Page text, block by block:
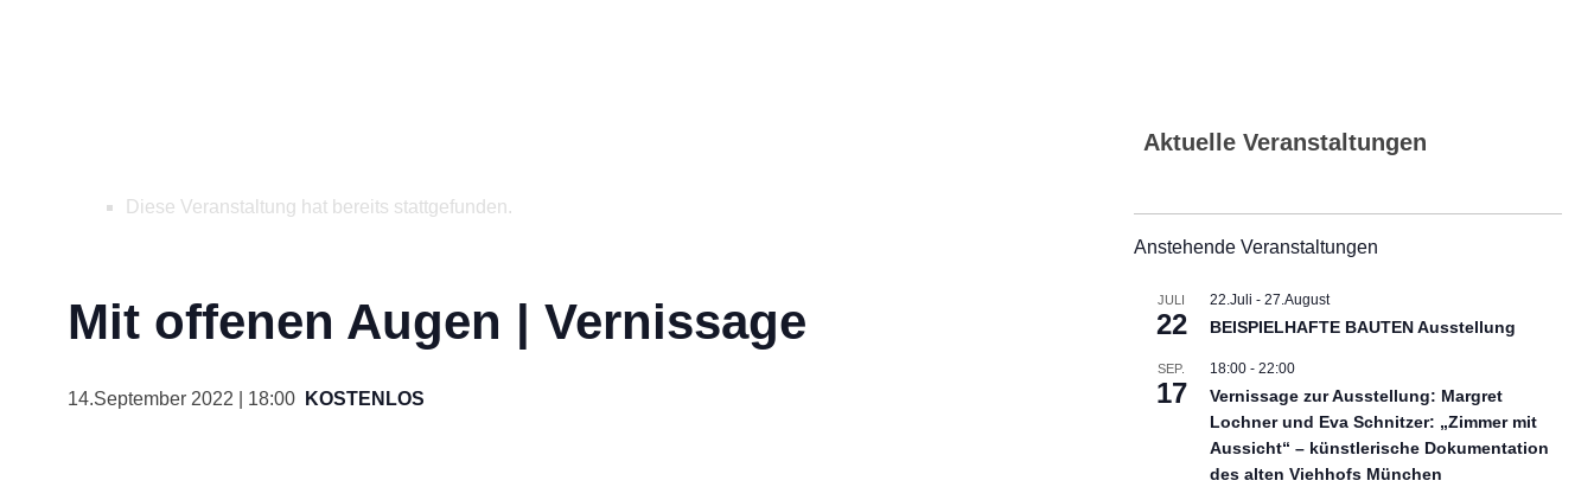
Diese Veranstaltung hat bereits stattgefunden.
Mit offenen Augen | Vernissage
14.September 2022 | 18:00 KOSTENLOS
Aktuelle Veranstaltungen
Anstehende Veranstaltungen
JULI
22
22.Juli - 27.August
BEISPIELHAFTE BAUTEN Ausstellung
SEP.
17
18:00- 22:00
Vernissage zur Ausstellung: Margret
Lochner und Eva Schnitzer: „Zimmer mit
Aussicht“ – künstlerische Dokumentation
des alten Viehhofs München